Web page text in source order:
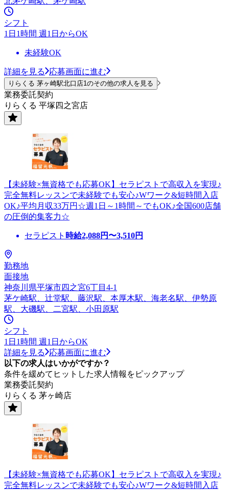
シフト
1日1時間 週1日からOK
未経験OK
詳細を見る 応募画面に進む
りらくる 茅ヶ崎駅北口店1のその他の求人を見る
業務委託契約
りらくる 平塚四之宮店
【未経験×無資格でも応募OK】セラピストで高収入を実現♪
完全無料レッスンで未経験でも安心♪Wワーク&短時間入店
OK♪平均月収33万円☆週1日～1時間～でもOK♪全国600店舗
の圧倒的集客力☆
セラピスト 時給2,088円〜3,510円
勤務地
面接地
神奈川県平塚市四之宮6丁目4-1
茅ケ崎駅、辻堂駅、藤沢駅、本厚木駅、海老名駅、伊勢原
駅、大磯駅、二宮駅、小田原駅
シフト
1日1時間 週1日からOK
詳細を見る
応募画面に進む
以下の求人はいかがですか？
条件を緩めてヒットした求人情報をピックアップ
業務委託契約
りらくる 茅ヶ崎店
【未経験×無資格でも応募OK】セラピストで高収入を実現♪
完全無料レッスンで未経験でも安心♪Wワーク&短時間入店